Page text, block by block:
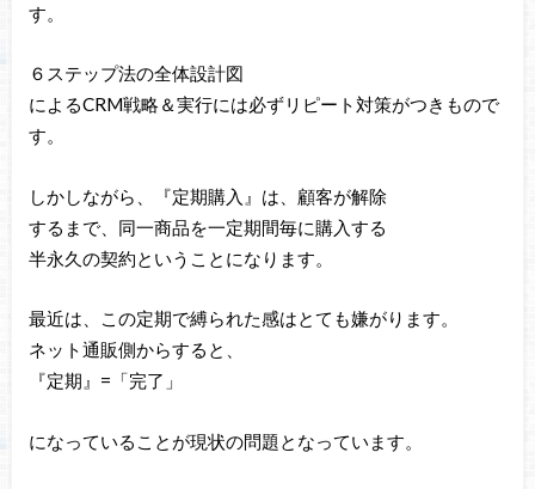
す。
６ステップ法の全体設計図
によるCRM戦略＆実行には必ずリピート対策がつきもので
す。
しかしながら、『定期購入』は、顧客が解除
するまで、同一商品を一定期間毎に購入する
半永久の契約ということになります。
最近は、この定期で縛られた感はとても嫌がります。
ネット通販側からすると、
『定期』=「完了」
になっていることが現状の問題となっています。